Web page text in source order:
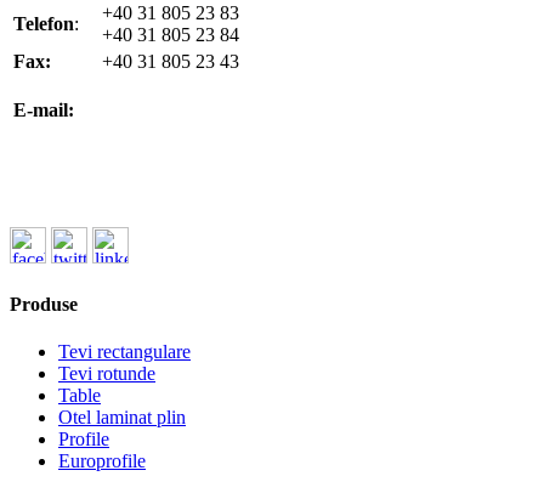
Telefon:
+40 31 805 23 83
+40 31 805 23 84
Fax:
+40 31 805 23 43
E-mail:
Produse
Tevi rectangulare
Tevi rotunde
Table
Otel laminat plin
Profile
Europrofile